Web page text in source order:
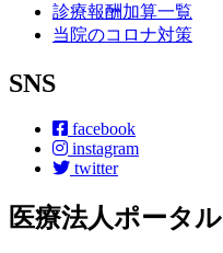
診療報酬加算一覧
当院のコロナ対策
SNS
facebook
instagram
twitter
医療法人ポータル